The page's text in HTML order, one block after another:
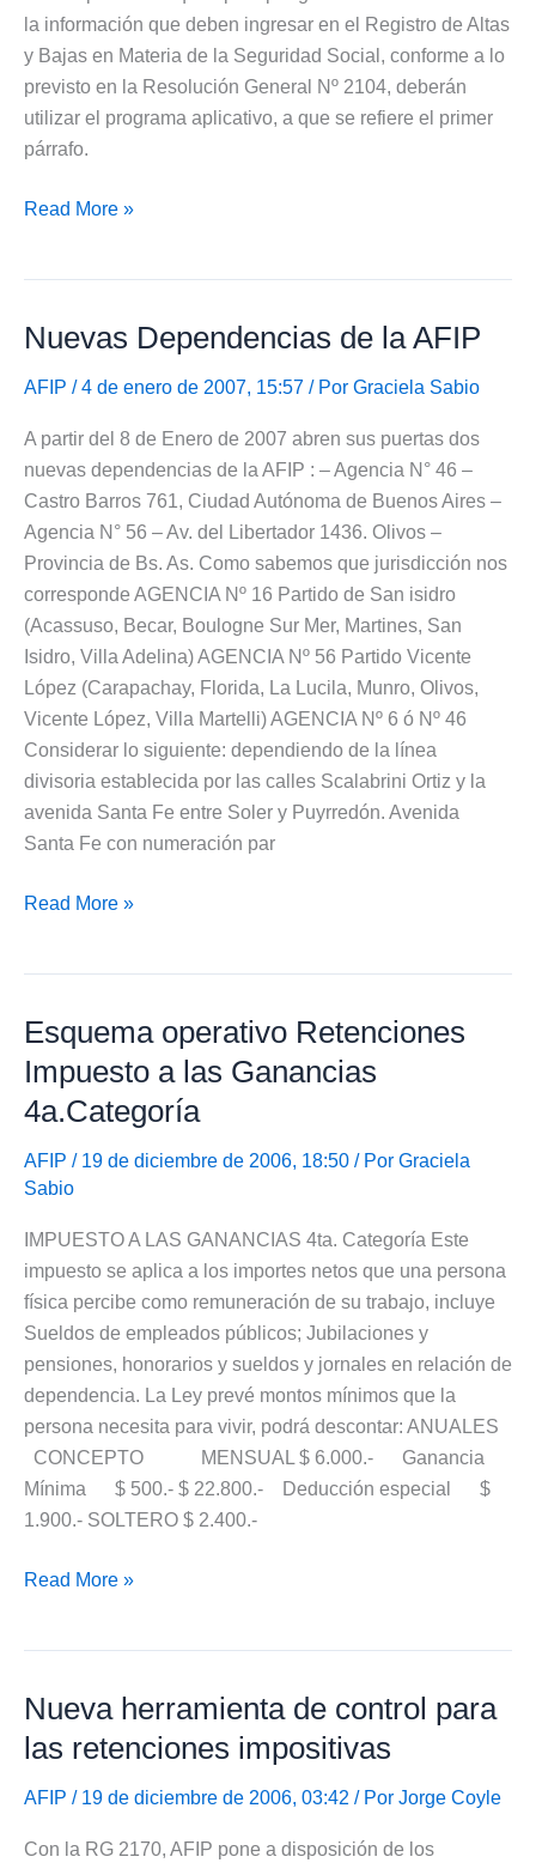
la información que deben ingresar en el Registro de Altas
y Bajas en Materia de la Seguridad Social, conforme a lo
previsto en la Resolución General Nº 2104, deberán
utilizar el programa aplicativo, a que se refiere el primer
párrafo.
Nuevo
Simplificación
Read More »
Nuevas Dependencias de la AFIP
AFIP / 4 de enero de 2007, 15:57 / Por Graciela Sabio
A partir del 8 de Enero de 2007 abren sus puertas dos
nuevas dependencias de la AFIP : – Agencia N° 46 –
Castro Barros 761, Ciudad Autónoma de Buenos Aires –
Agencia N° 56 – Av. del Libertador 1436. Olivos –
Provincia de Bs. As. Como sabemos que jurisdicción nos
corresponde AGENCIA Nº 16 Partido de San isidro
(Acassuso, Becar, Boulogne Sur Mer, Martines, San
Isidro, Villa Adelina) AGENCIA Nº 56 Partido Vicente
López (Carapachay, Florida, La Lucila, Munro, Olivos,
Vicente López, Villa Martelli) AGENCIA Nº 6 ó Nº 46
Considerar lo siguiente: dependiendo de la línea
divisoria establecida por las calles Scalabrini Ortiz y la
avenida Santa Fe entre Soler y Puyrredón. Avenida
Santa Fe con numeración par
Nuevas
AFIP
Read More »
Esquema operativo Retenciones
Impuesto a las Ganancias
4a.Categoría
AFIP / 19 de diciembre de 2006, 18:50 / Por Graciela
Sabio
IMPUESTO A LAS GANANCIAS 4ta. Categoría Este
impuesto se aplica a los importes netos que una persona
física percibe como remuneración de su trabajo, incluye
Sueldos de empleados públicos; Jubilaciones y
pensiones, honorarios y sueldos y jornales en relación de
dependencia. La Ley prevé montos mínimos que la
persona necesita para vivir, podrá descontar: ANUALES
CONCEPTO MENSUAL $ 6.000.- Ganancia
Mínima $ 500.- $ 22.800.- Deducción especial $
1.900.- SOLTERO $ 2.400.-
Esquema
a
las
Ganancias
4a.Categoría
Read More »
Nueva herramienta de control para
las retenciones impositivas
AFIP / 19 de diciembre de 2006, 03:42 / Por Jorge Coyle
Con la RG 2170, AFIP pone a disposición de los